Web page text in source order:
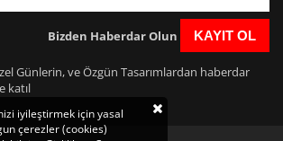
Bizden Haberdar Olun KAYIT OL
Günlerin, ve Özgün Tasarımlardan haberdar
katıl
iyileştirmek için yasal
çerezler (cookies)